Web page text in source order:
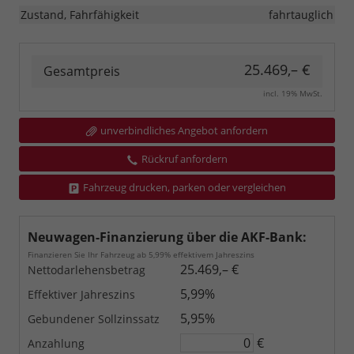
Zustand, Fahrfähigkeit
fahrtauglich
Gesamtpreis 25.469,– €
incl. 19% MwSt.
unverbindliches Angebot anfordern
Rückruf anfordern
Fahrzeug drucken, parken oder vergleichen
Neuwagen-Finanzierung über die AKF-Bank:
Finanzieren Sie Ihr Fahrzeug ab 5,99% effektivem Jahreszins
Nettodarlehensbetrag 25.469,– €
Effektiver Jahreszins 5,99%
Gebundener Sollzinssatz 5,95%
Anzahlung €